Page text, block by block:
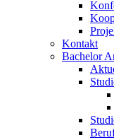
Kontakt
Bachelor